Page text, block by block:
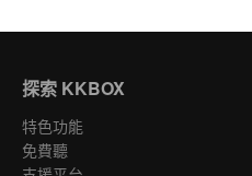
探索 KKBOX
特色功能
免費聽